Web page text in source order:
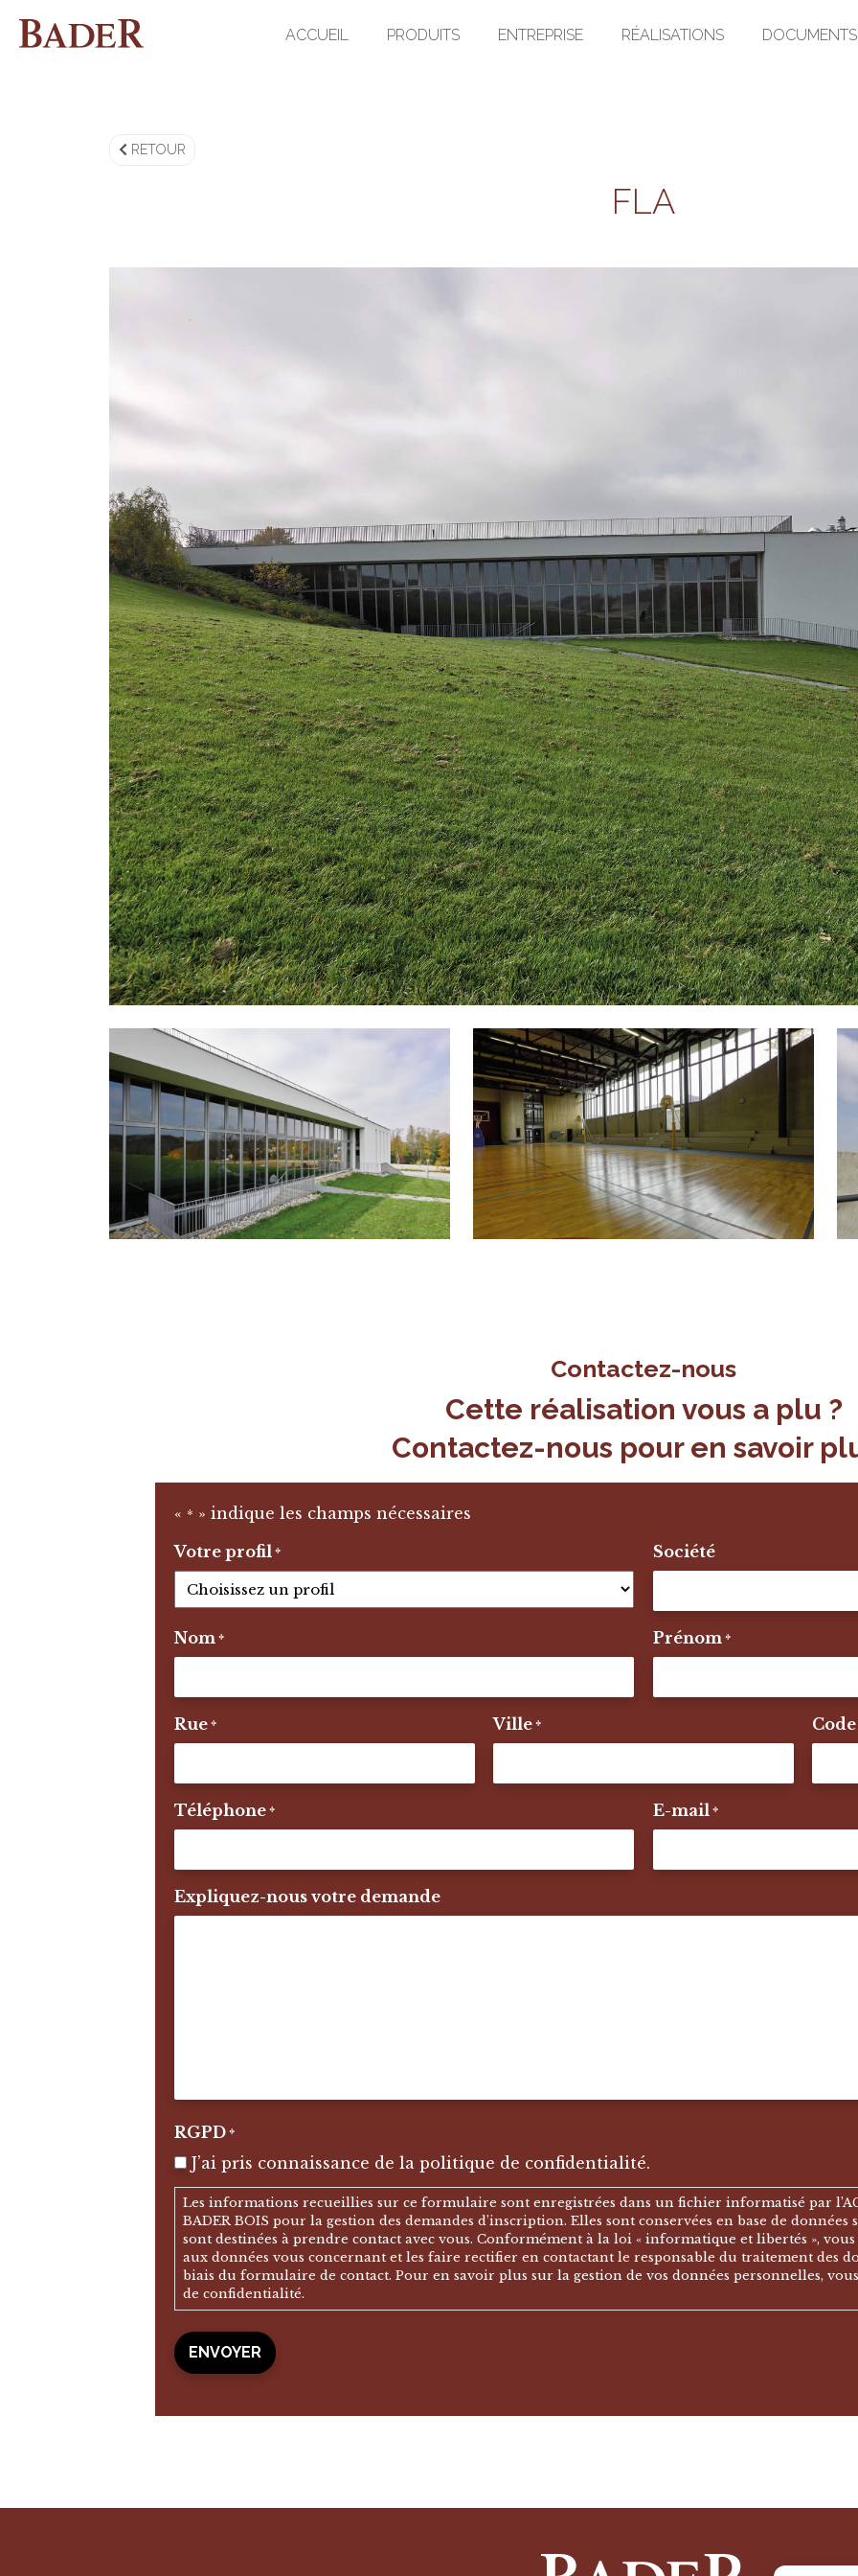
ACCUEIL PRODUITS ENTREPRISE RÉALISATIONS DOCUMENTS
RETOUR
FLA
Contactez-nous
Cette réalisation vous a plu ?
Contactez-nous pour en savoir
« * » indique les champs nécessaires
Votre profil* Société
Nom* Prénom*
Rue* Ville *
Téléphone* E-mail*
Expliquez-nous votre demande
RGPD*
J’ai pris connaissance de la politique de confidentialité.
Les informations recueillies sur ce formulaire sont enregistrées dans un fichier informatisé par
BADER BOIS pour la gestion des demandes d’inscription. Elles sont conservées en base de
sont destinées à prendre contact avec vous. Conformément à la loi « informatique et libertés »,
aux données vous concernant et les faire rectifier en contactant le responsable du traitement des
biais du formulaire de contact. Pour en savoir plus sur la gestion de vos données personnelles,
de confidentialité.